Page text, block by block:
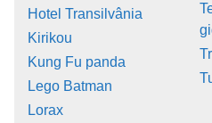
Hotel Transilvânia
Kirikou
Kung Fu panda
Lego Batman
Lorax